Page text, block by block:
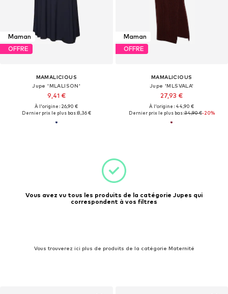
Maman
OFFRE
MAMALICIOUS
Jupe 'MLALISON'
9,41 €
À l'origine : 26,90 €
Dernier prix le plus bas :8,36 €
Maman
OFFRE
MAMALICIOUS
Jupe 'MLSVALA'
27,93 €
À l'origine : 44,90 €
Dernier prix le plus bas :34,90 €-20%
Vous avez vu tous les produits de la catégorie Jupes qui
correspondent à vos filtres
Vous trouverez ici plus de produits de la catégorie Maternité